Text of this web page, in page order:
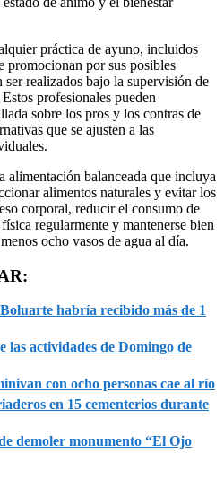
práctica de ayuno, incluidos
promocionan por sus posibles
realizados bajo la supervisión de
profesionales pueden
sobre los pros y los contras de
que se ajusten a las
alimentación balanceada que incluya
alimentos naturales y evitar los
corporal, reducir el consumo de
regularmente y mantenerse bien
ocho vasos de agua al día.
habría recibido más de 1
las actividades de Domingo de
con ocho personas cae al río
en 15 cementerios durante
demoler monumento “El Ojo